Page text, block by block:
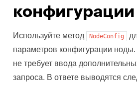
Используйте метод NodeConfig
параметров конфигурации
не требует ввода
запроса. В ответе выводятся